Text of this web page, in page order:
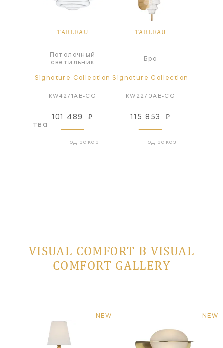
TABLEAU
Потолочный
светильник
Signature Collection
KW4271AB-CG
101 489 ₽
Под заказ
TABLEAU
Бра
Signature Collection
KW2270AB-CG
115 853 ₽
Под заказ
VISUAL COMFORT В VISUAL
COMFORT GALLERY
NEW NEW